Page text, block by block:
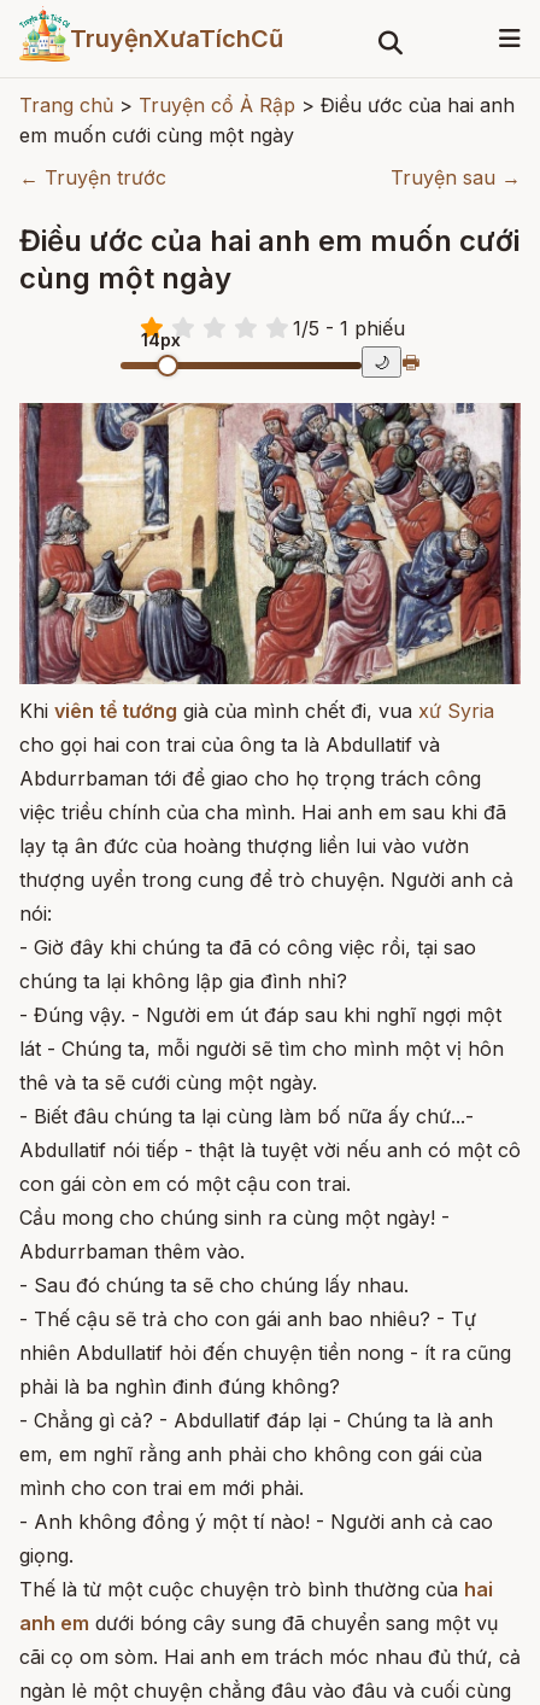
TruyệnXưaTíchCũ
Trang chủ > Truyện cổ Ả Rập > Điều ước của hai anh
em muốn cưới cùng một ngày
← Truyện trước
Truyện sau →
Điều ước của hai anh em muốn cưới
cùng một ngày
1/5 - 1 phiếu
14px
🌙 🖶
Khi viên tể tướng già của mình chết đi, vua xứ Syria
cho gọi hai con trai của ông ta là Abdullatif và
Abdurrbaman tới để giao cho họ trọng trách công
việc triều chính của cha mình. Hai anh em sau khi đã
lạy tạ ân đức của hoàng thượng liền lui vào vườn
thượng uyển trong cung để trò chuyện. Người anh cả
nói:
- Giờ đây khi chúng ta đã có công việc rồi, tại sao
chúng ta lại không lập gia đình nhỉ?
- Đúng vậy. - Người em út đáp sau khi nghĩ ngợi một
lát - Chúng ta, mỗi người sẽ tìm cho mình một vị hôn
thê và ta sẽ cưới cùng một ngày.
- Biết đâu chúng ta lại cùng làm bố nữa ấy chứ...-
Abdullatif nói tiếp - thật là tuyệt vời nếu anh có một cô
con gái còn em có một cậu con trai.
Cầu mong cho chúng sinh ra cùng một ngày! -
Abdurrbaman thêm vào.
- Sau đó chúng ta sẽ cho chúng lấy nhau.
- Thế cậu sẽ trả cho con gái anh bao nhiêu? - Tự
nhiên Abdullatif hỏi đến chuyện tiền nong - ít ra cũng
phải là ba nghìn đinh đúng không?
- Chẳng gì cả? - Abdullatif đáp lại - Chúng ta là anh
em, em nghĩ rằng anh phải cho không con gái của
mình cho con trai em mới phải.
- Anh không đồng ý một tí nào! - Người anh cả cao
giọng.
Thế là từ một cuộc chuyện trò bình thường của hai
anh em dưới bóng cây sung đã chuyển sang một vụ
cãi cọ om sòm. Hai anh em trách móc nhau đủ thứ, cả
ngàn lẻ một chuyện chẳng đâu vào đâu và cuối cùng